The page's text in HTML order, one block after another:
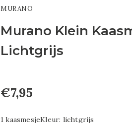
MURANO
Murano Klein
Lichtgrijs
€7,95
1 kaasmesjeKleur: lichtgrijs